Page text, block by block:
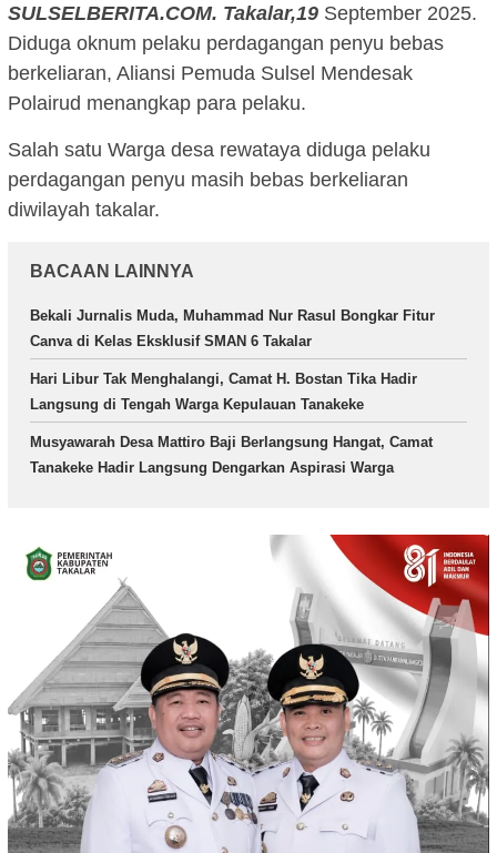
SULSELBERITA.COM. Takalar,19 September 2025.
Diduga oknum pelaku perdagangan penyu bebas
berkeliaran, Aliansi Pemuda Sulsel Mendesak
Polairud menangkap para pelaku.
Salah satu Warga desa rewataya diduga pelaku
perdagangan penyu masih bebas berkeliaran
diwilayah takalar.
BACAAN LAINNYA
Bekali Jurnalis Muda, Muhammad Nur Rasul Bongkar Fitur
Canva di Kelas Eksklusif SMAN 6 Takalar
Hari Libur Tak Menghalangi, Camat H. Bostan Tika Hadir
Langsung di Tengah Warga Kepulauan Tanakeke
Musyawarah Desa Mattiro Baji Berlangsung Hangat, Camat
Tanakeke Hadir Langsung Dengarkan Aspirasi Warga